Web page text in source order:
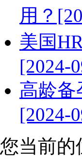
用？
美国
[2024-
高龄备
[2024-
您当前的